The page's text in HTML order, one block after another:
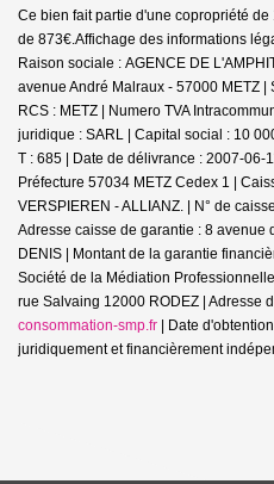
Ce bien fait partie d'une copropriété de
de 873€.Affichage des informations
Raison sociale : AGENCE DE
avenue André Malraux - 57000 METZ |
RCS : METZ | Numero TVA
juridique : SARL | Capital social : 10
T : 685 | Date de délivrance : 2007-
Préfecture 57034 METZ Cedex 1 |
VERSPIEREN - ALLIANZ. | N° de
Adresse caisse de garantie : 8 avenue
DENIS | Montant de la garantie
Société de la Médiation
rue Salvaing 12000 RODEZ | Adresse
consommation-smp.fr | Date
juridiquement et financièrement